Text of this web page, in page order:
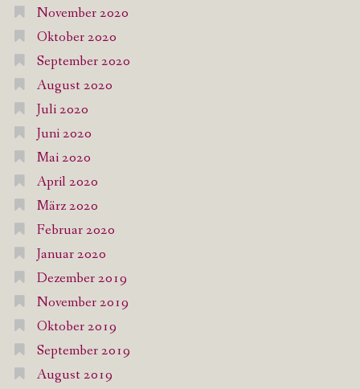
November 2020
Oktober 2020
September 2020
August 2020
Juli 2020
Juni 2020
Mai 2020
April 2020
März 2020
Februar 2020
Januar 2020
Dezember 2019
November 2019
Oktober 2019
September 2019
August 2019